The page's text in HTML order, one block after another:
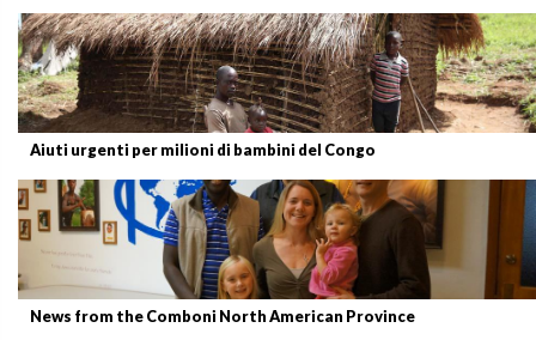
Aiuti urgenti per milioni di bambini del Congo
News from the Comboni North American Province